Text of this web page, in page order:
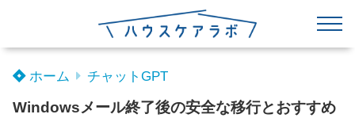
ホーム チャットGPT
Windowsメール終了後の安全な移行とおすすめ